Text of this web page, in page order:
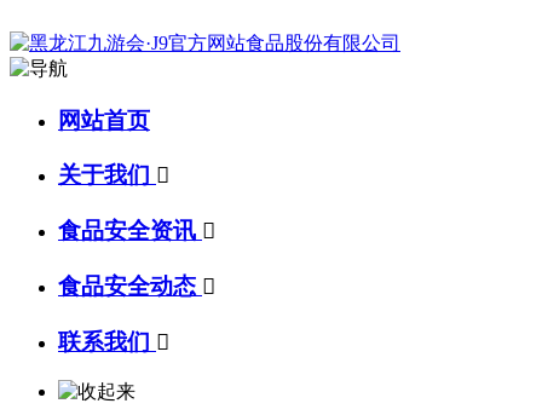
网站首页
关于我们 
食品安全资讯 
食品安全动态 
联系我们 